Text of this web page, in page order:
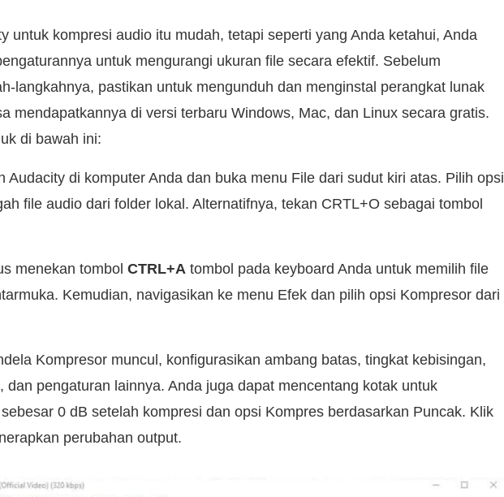
untuk kompresi audio itu mudah, tetapi seperti yang Anda ketahui, Anda
untuk mengurangi ukuran file secara efektif. Sebelum
langkahnya, pastikan untuk mengunduh dan menginstal perangkat lunak
mendapatkannya di versi terbaru Windows, Mac, dan Linux secara gratis.
di bawah ini:
Audacity di komputer Anda dan buka menu File dari sudut kiri atas. Pilih opsi
file audio dari folder lokal. Alternatifnya, tekan CRTL+O sebagai tombol
menekan tombol CTRL+A tombol pada keyboard Anda untuk memilih file
Kemudian, navigasikan ke menu Efek dan pilih opsi Kompresor dari
Kompresor muncul, konfigurasikan ambang batas, tingkat kebisingan,
dan pengaturan lainnya. Anda juga dapat mencentang kotak untuk
0 dB setelah kompresi dan opsi Kompres berdasarkan Puncak. Klik
perubahan output.